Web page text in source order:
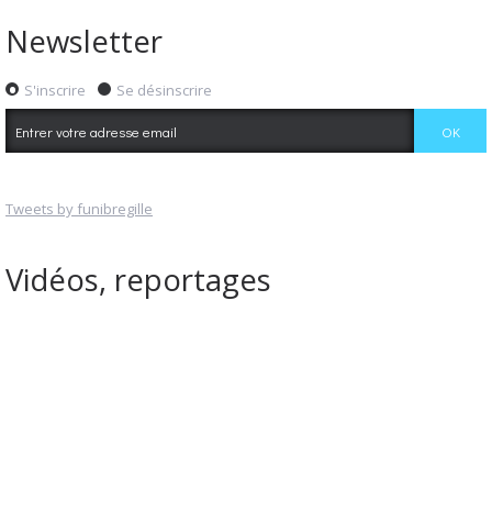
Newsletter
S'inscrire Se désinscrire
Tweets by funibregille
Vidéos, reportages